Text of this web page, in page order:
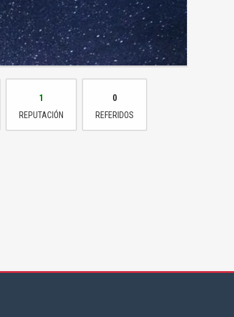
1
REPUTACIÓN
0
REFERIDOS